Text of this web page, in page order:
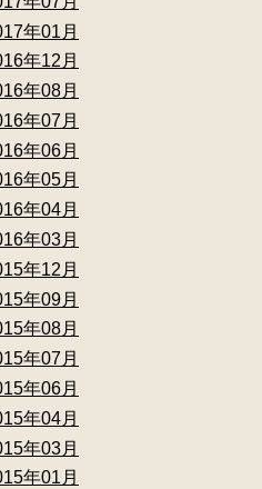
年01月
年12月
年08月
年07月
年06月
年05月
年04月
年03月
年12月
年09月
年08月
年07月
年06月
年04月
年03月
年01月